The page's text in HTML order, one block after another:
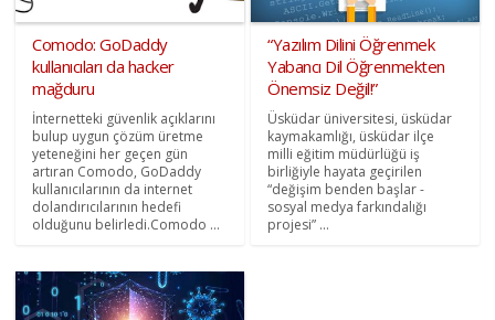
Comodo: GoDaddy
kullanıcıları da hacker
mağduru
İnternetteki güvenlik açıklarını
bulup uygun çözüm üretme
yeteneğini her geçen gün
artıran Comodo, GoDaddy
kullanıcılarının da internet
dolandırıcılarının hedefi
olduğunu belirledi.Comodo ...
“Yazılım Dilini Öğrenmek
Yabancı Dil Öğrenmekten
Önemsiz Değil!”
Üsküdar üniversitesi, üsküdar
kaymakamlığı, üsküdar ilçe
milli eğitim müdürlüğü iş
birliğiyle hayata geçirilen
“değişim benden başlar -
sosyal medya farkındalığı
projesi” ...